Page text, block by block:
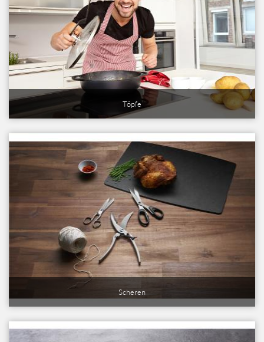
Töpfe
Scheren